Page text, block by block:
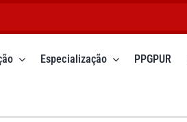
Especialização PPGPUR